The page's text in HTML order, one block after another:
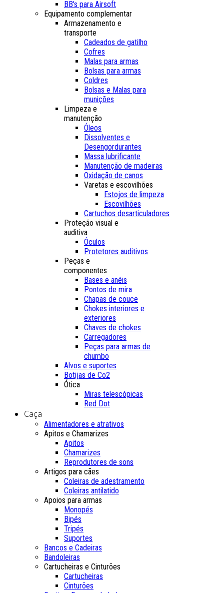
BB's para Airsoft
Equipamento complementar
Armazenamento e
transporte
Cadeados de gatilho
Cofres
Malas para armas
Bolsas para armas
Coldres
Bolsas e Malas para
munições
Limpeza e
manutenção
Óleos
Dissolventes e
Desengordurantes
Massa lubrificante
Manutenção de madeiras
Oxidação de canos
Varetas e escovilhões
Estojos de limpeza
Escovilhões
Cartuchos desarticuladores
Proteção visual e
auditiva
Óculos
Protetores auditivos
Peças e
componentes
Bases e anéis
Pontos de mira
Chapas de couce
Chokes interiores e
exteriores
Chaves de chokes
Carregadores
Peças para armas de
chumbo
Alvos e suportes
Botijas de Co2
Ótica
Miras telescópicas
Red Dot
Caça
Alimentadores e atrativos
Apitos e Chamarizes
Apitos
Chamarizes
Reprodutores de sons
Artigos para cães
Coleiras de adestramento
Coleiras antilatido
Apoios para armas
Monopés
Bipés
Tripés
Suportes
Bancos e Cadeiras
Bandoleiras
Cartucheiras e Cinturões
Cartucheiras
Cinturões